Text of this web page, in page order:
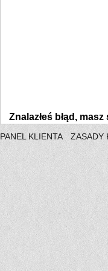
Znalazłeś błąd,
PANEL KLIENTA ZASADY